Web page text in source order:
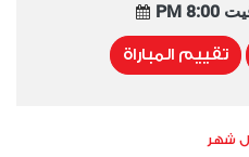
تقييم المباراة
شهر